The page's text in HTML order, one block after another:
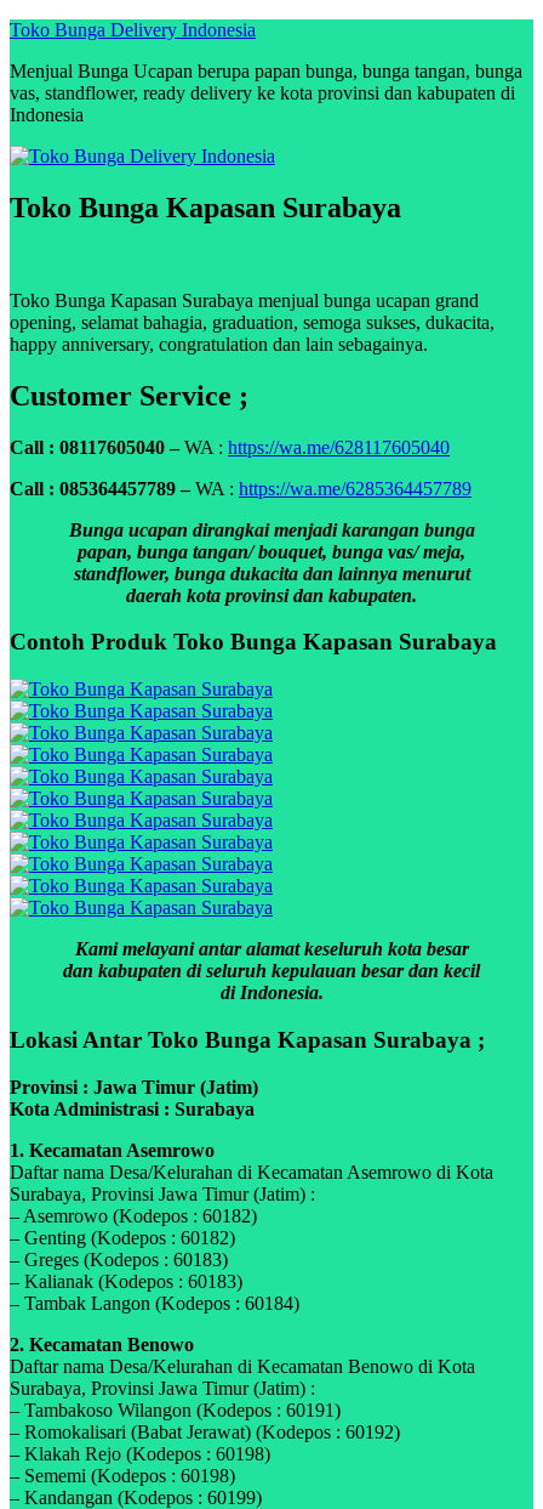
Skip
content
Toko Bunga Delivery Indonesia
Menjual Bunga Ucapan berupa papan bunga, bunga tangan, bunga
vas, standflower, ready delivery ke kota provinsi dan kabupaten di
Indonesia
Toko Bunga Kapasan Surabaya
Toko Bunga Kapasan Surabaya menjual bunga ucapan grand
opening, selamat bahagia, graduation, semoga sukses, dukacita,
happy anniversary, congratulation dan lain sebagainya.
Customer Service ;
Call : 08117605040 –WA : https://wa.me/628117605040
Call : 085364457789 –WA : https://wa.me/6285364457789
Bunga ucapan dirangkai menjadi karangan bunga
papan, bunga tangan/ bouquet, bunga vas/ meja,
standflower, bunga dukacita dan lainnya menurut
daerah kota provinsi dan kabupaten.
Contoh Produk Toko Bunga Kapasan Surabaya
Kami melayani antar alamat keseluruh kota besar
dan kabupaten di seluruh kepulauan besar dan kecil
di Indonesia.
Lokasi Antar Toko Bunga Kapasan Surabaya ;
Provinsi : Jawa Timur (Jatim)
Kota Administrasi : Surabaya
1. Kecamatan Asemrowo
Daftar nama Desa/Kelurahan di Kecamatan Asemrowo di Kota
Surabaya, Provinsi Jawa Timur (Jatim) :
– Asemrowo (Kodepos : 60182)
– Genting (Kodepos : 60182)
– Greges (Kodepos : 60183)
– Kalianak (Kodepos : 60183)
– Tambak Langon (Kodepos : 60184)
2. Kecamatan Benowo
Daftar nama Desa/Kelurahan di Kecamatan Benowo di Kota
Surabaya, Provinsi Jawa Timur (Jatim) :
– Tambakoso Wilangon (Kodepos : 60191)
– Romokalisari (Babat Jerawat) (Kodepos : 60192)
– Klakah Rejo (Kodepos : 60198)
– Sememi (Kodepos : 60198)
– Kandangan (Kodepos : 60199)